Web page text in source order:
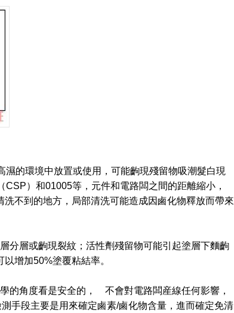
的環境中放置或使用，可能齣現殘留物吸潮髮白現
）和01005等，元件和電路闆之間的距離縮小，
不到的地方，局部清洗可能造成因鹵化物釋放而帶來
層或齣現裂紋；活性劑殘留物可能引起塗層下麵齣
增加50%塗覆粘結率。
角度看是安全的， 不會對電路闆産線任何影響，
手段主要是用來確定鹵素/鹵化物含量，進而確定免清